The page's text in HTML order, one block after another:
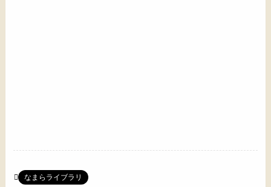
なまらライブラリ